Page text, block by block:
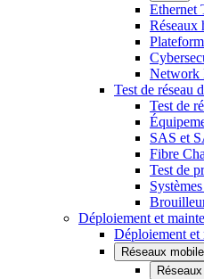
Ethernet
Réseaux
Network
Test de réseau
Test de
SAS et
Fibre
Test de
Déploiement et
Déploiement et
Réseaux